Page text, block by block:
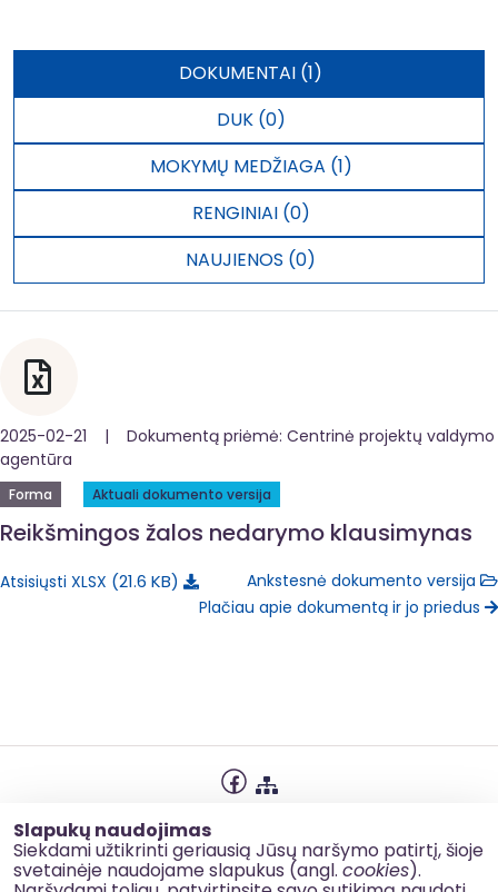
Slapukų naudojimas
Siekdami užtikrinti geriausią Jūsų naršymo patirtį, šioje
svetainėje naudojame slapukus (angl. cookies).
DOKUMENTAI (1)
DUK (0)
MOKYMŲ MEDŽIAGA (1)
RENGINIAI (0)
NAUJIENOS (0)
2025-02-21 | Dokumentą priėmė: Centrinė projektų valdymo
agentūra
Forma Aktuali dokumento versija
Reikšmingos žalos nedarymo klausimynas
Atsisiųsti XLSX 21.6 KB
Ankstesnė dokumento versija
Plačiau apie dokumentą ir jo priedus
Slapukų naudojimas
Korupcijos prevencija